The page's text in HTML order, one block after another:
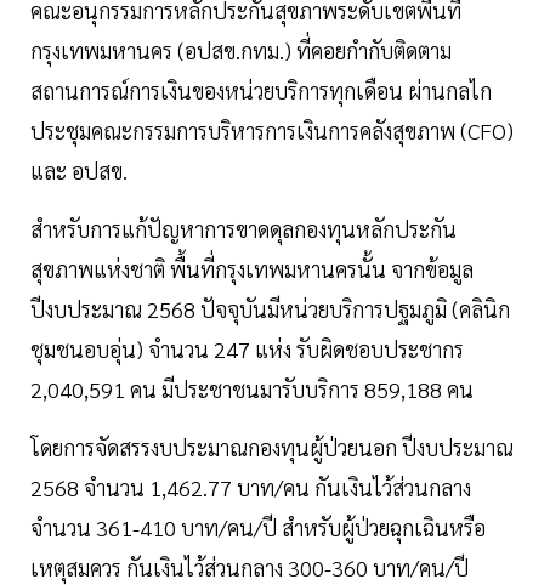
คณะอนุกรรมการหลักประกันสุขภาพระดับเขตพื้นที่
กรุงเทพมหานคร (อปสข.กทม.) ที่คอยกำกับติดตาม
สถานการณ์การเงินของหน่วยบริการทุกเดือน ผ่านกลไก
ประชุมคณะกรรมการบริหารการเงินการคลังสุขภาพ (CFO)
และ อปสข.
สำหรับการแก้ปัญหาการขาดดุลกองทุนหลักประกัน
สุขภาพแห่งชาติ พื้นที่กรุงเทพมหานครนั้น จากข้อมูล
ปีงบประมาณ 2568 ปัจจุบันมีหน่วยบริการปฐมภูมิ (คลินิก
ชุมชนอบอุ่น) จำนวน 247 แห่ง รับผิดชอบประชากร
2,040,591 คน มีประชาชนมารับบริการ 859,188 คน
โดยการจัดสรรงบประมาณกองทุนผู้ป่วยนอก ปีงบประมาณ
2568 จำนวน 1,462.77 บาท/คน กันเงินไว้ส่วนกลาง
จำนวน 361-410 บาท/คน/ปี สำหรับผู้ป่วยฉุกเฉินหรือ
เหตุสมควร กันเงินไว้ส่วนกลาง 300-360 บาท/คน/ปี